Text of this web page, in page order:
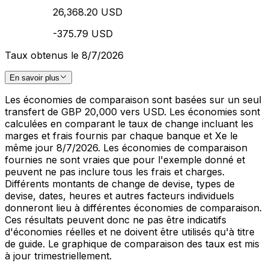
26,368.20 USD
-375.79 USD
Taux obtenus le 8/7/2026
En savoir plus
Les économies de comparaison sont basées sur un seul
transfert de GBP 20,000 vers USD. Les économies sont
calculées en comparant le taux de change incluant les
marges et frais fournis par chaque banque et Xe le
même jour 8/7/2026. Les économies de comparaison
fournies ne sont vraies que pour l'exemple donné et
peuvent ne pas inclure tous les frais et charges.
Différents montants de change de devise, types de
devise, dates, heures et autres facteurs individuels
donneront lieu à différentes économies de comparaison.
Ces résultats peuvent donc ne pas être indicatifs
d'économies réelles et ne doivent être utilisés qu'à titre
de guide. Le graphique de comparaison des taux est mis
à jour trimestriellement.